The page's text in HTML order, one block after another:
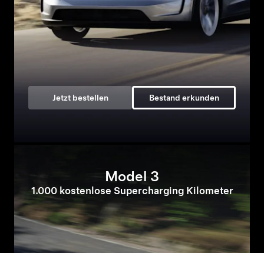
Jetzt bestellen Bestand erkunden
Model 3
1.000 kostenlose Supercharging Kilometer